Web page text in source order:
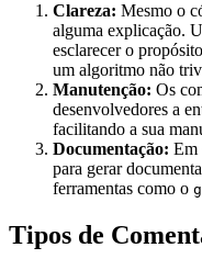
Clareza: Mesmo o
alguma explicação.
esclarecer o
um algoritmo não
Manutenção: Os
desenvolvedores a
facilitando a sua
Documentação: Em
para gerar
ferramentas como o
Tipos de